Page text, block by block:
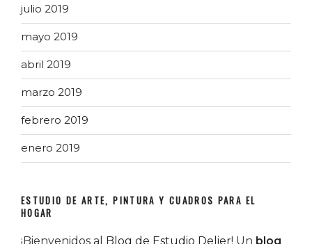
julio 2019
mayo 2019
abril 2019
marzo 2019
febrero 2019
enero 2019
ESTUDIO DE ARTE, PINTURA Y CUADROS PARA EL
HOGAR
¡Bienvenidos al Blog de Estudio Delier! Un blog